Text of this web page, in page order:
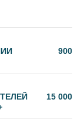
900
15 000